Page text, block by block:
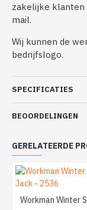
zakelijke klanten
mail.
Wij kunnen de
bedrijfslogo.
SPECIFICATIES
BEOORDELINGEN
GERELATEERDE